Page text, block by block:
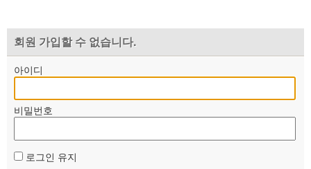
회원 가입할 수 없습니다.
아이디
비밀번호
로그인 유지
자료
부설기관